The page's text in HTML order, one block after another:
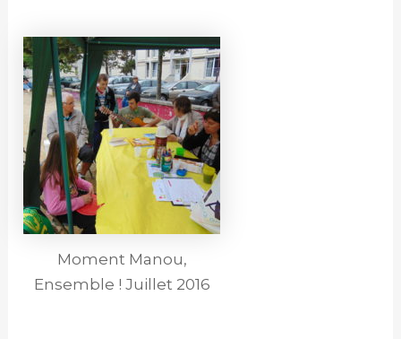
Moment Manou,
Ensemble ! Juillet 2016